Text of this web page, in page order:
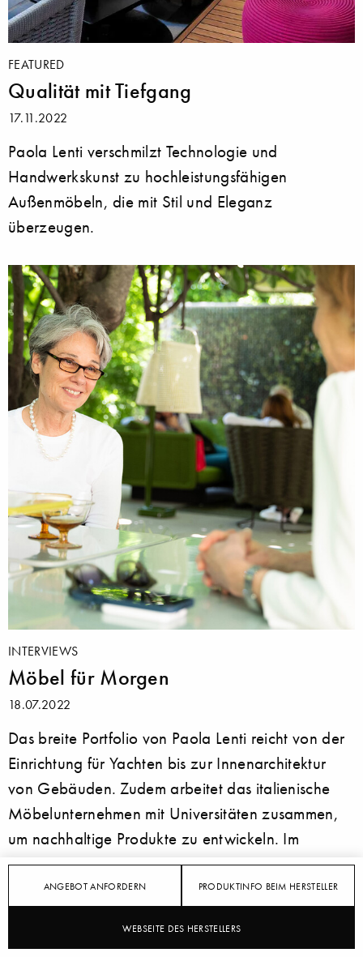
ANGEBOT ANFORDERN PRODUKTINFO BEIM HERSTELLER
WEBSEITE DES HERSTELLERS
FEATURED
Qualität mit Tiefgang
17.11.2022
Paola Lenti verschmilzt Technologie und
Handwerkskunst zu hochleistungsfähigen
Außenmöbeln, die mit Stil und Eleganz
überzeugen.
INTERVIEWS
Möbel für Morgen
18.07.2022
Das breite Portfolio von Paola Lenti reicht von der
Einrichtung für Yachten bis zur Innenarchitektur
von Gebäuden. Zudem arbeitet das italienische
Möbelunternehmen mit Universitäten zusammen,
um nachhaltige Produkte zu entwickeln. Im
Rahmen des diesjährigen Salone del Mobile
besuchten die HerausgeberInnen von Stylepark